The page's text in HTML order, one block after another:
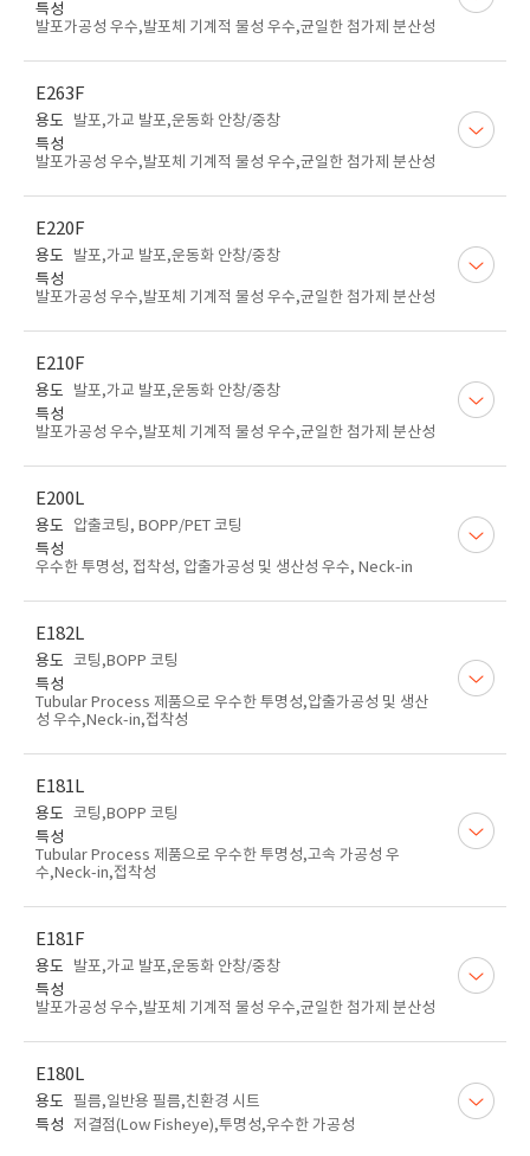
특성
발포가공성 우수,발포체 기계적 물성 우수,균일한 첨가제 분산성
E263F
용도
발포,가교 발포,운동화 안창/중창
특성
발포가공성 우수,발포체 기계적 물성 우수,균일한 첨가제 분산성
E220F
용도
발포,가교 발포,운동화 안창/중창
특성
발포가공성 우수,발포체 기계적 물성 우수,균일한 첨가제 분산성
E210F
용도
발포,가교 발포,운동화 안창/중창
특성
발포가공성 우수,발포체 기계적 물성 우수,균일한 첨가제 분산성
E200L
용도
압출코팅, BOPP/PET 코팅
특성
우수한 투명성, 접착성, 압출가공성 및 생산성 우수, Neck-in
E182L
용도 코팅,BOPP 코팅
특성
Tubular Process 제품으로 우수한 투명성,압출가공성 및 생산
성 우수,Neck-in,접착성
E181L
용도 코팅,BOPP 코팅
특성
Tubular Process 제품으로 우수한 투명성,고속 가공성 우
수,Neck-in,접착성
E181F
용도
발포,가교 발포,운동화 안창/중창
특성
발포가공성 우수,발포체 기계적 물성 우수,균일한 첨가제 분산성
E180L
용도 필름,일반용 필름,친환경 시트
특성
저결점(Low Fisheye),투명성,우수한 가공성